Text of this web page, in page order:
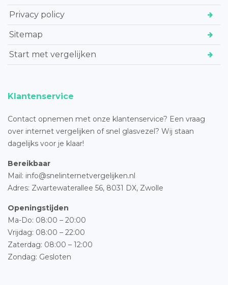
Privacy policy
Sitemap
Start met vergelijken
Klantenservice
Contact opnemen met onze klantenservice? Een vraag
over internet vergelijken of snel glasvezel? Wij staan
dagelijks voor je klaar!
Bereikbaar
Mail: info@snelinternetvergelijken.nl
Adres: Zwartewaterallee 56, 8031 DX, Zwolle
Openingstijden
Ma-Do: 08:00 – 20:00
Vrijdag: 08:00 – 22:00
Zaterdag: 08:00 – 12:00
Zondag: Gesloten